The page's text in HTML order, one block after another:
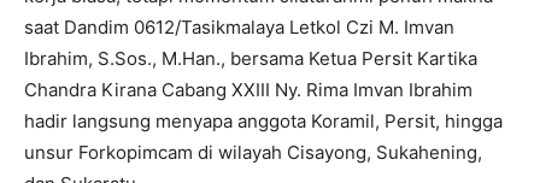
saat Dandim 0612/Tasikmalaya Letkol Czi M. Imvan
Ibrahim, S.Sos., M.Han., bersama Ketua Persit Kartika
Chandra Kirana Cabang XXIII Ny. Rima Imvan Ibrahim
hadir langsung menyapa anggota Koramil, Persit, hingga
unsur Forkopimcam di wilayah Cisayong, Sukahening,